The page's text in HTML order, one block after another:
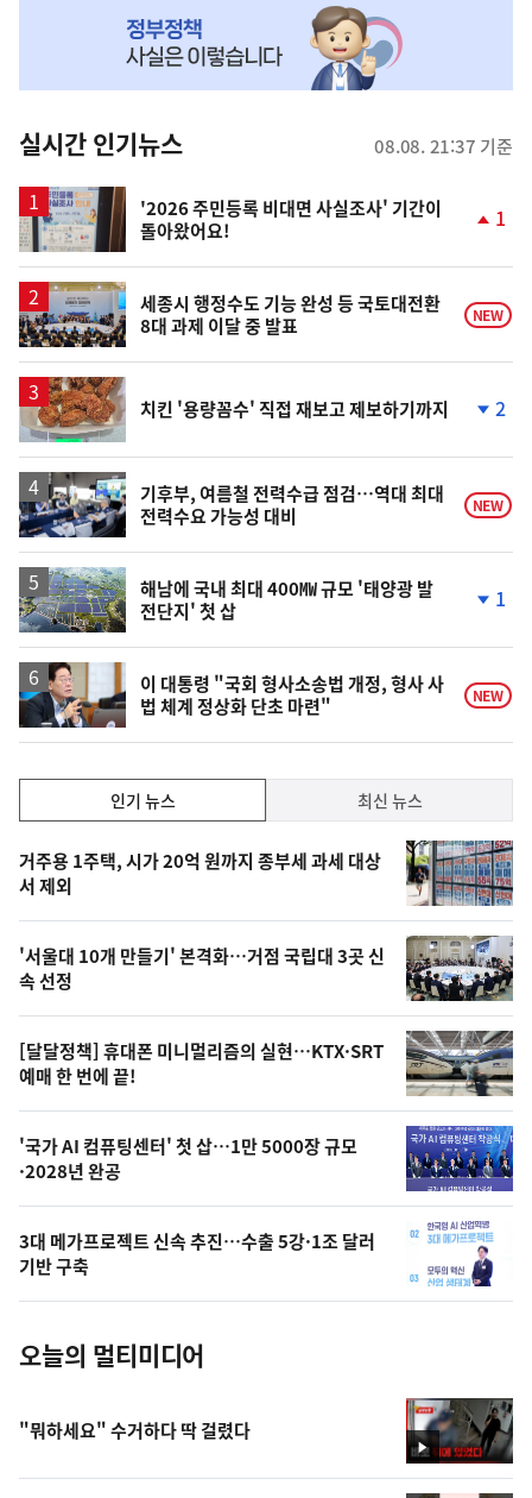
뉴
스
실시간 인기뉴스 08.08. 21:37 기준
'2026 주민등록 비대면 사실조사' 기간이
돌아왔어요!
승
1
세종시 행정수도 기능 완성 등 국토대전환
8대 과제 이달 중 발표
NEW
치킨 '용량꼼수' 직접 재보고 제보하기까지
락
2
기후부, 여름철 전력수급 점검…역대 최대
전력수요 가능성 대비
NEW
해남에 국내 최대 400㎿ 규모 '태양광 발
전단지' 첫 삽
락
1
이 대통령 "국회 형사소송법 개정, 형사 사
법 체계 정상화 단초 마련"
NEW
기,
최
신,
오
늘
의
영
상
오
늘
사
진
인기 뉴스 최신 뉴스
기
뉴
스
거주용 1주택, 시가 20억 원까지 종부세 과세 대상
서 제외
'서울대 10개 만들기' 본격화…거점 국립대 3곳 신
속 선정
[달달정책] 휴대폰 미니멀리즘의 실현…KTX·SRT
예매 한 번에 끝!
'국가 AI 컴퓨팅센터' 첫 삽…1만 5000장 규모
·2028년 완공
3대 메가프로젝트 신속 추진…수출 5강·1조 달러
기반 구축
오늘의 멀티미디어
영
상
"뭐하세요" 수거하다 딱 걸렸다